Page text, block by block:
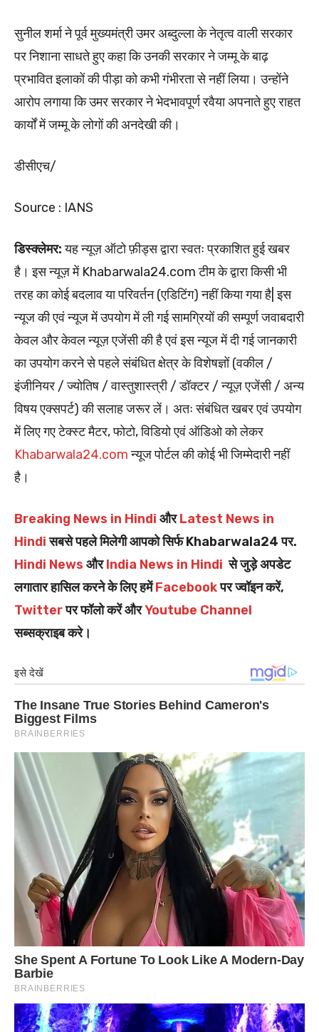
सुनील शर्मा ने पूर्व मुख्यमंत्री उमर अब्दुल्ला के नेतृत्व वाली सरकार
पर निशाना साधते हुए कहा कि उनकी सरकार ने जम्मू के बाढ़
प्रभावित इलाकों की पीड़ा को कभी गंभीरता से नहीं लिया। उन्होंने
आरोप लगाया कि उमर सरकार ने भेदभावपूर्ण रवैया अपनाते हुए राहत
कार्यों में जम्मू के लोगों की अनदेखी की।
डीसीएच/
Source : IANS
डिस्क्लेमर:यह न्यूज़ ऑटो फ़ीड्स द्वारा स्वतः प्रकाशित हुई खबर
है। इस न्यूज़ में Khabarwala24.com टीम के द्वारा किसी भी
तरह का कोई बदलाव या परिवर्तन (एडिटिंग) नहीं किया गया है| इस
न्यूज की एवं न्यूज में उपयोग में ली गई सामग्रियों की सम्पूर्ण जवाबदारी
केवल और केवल न्यूज़ एजेंसी की है एवं इस न्यूज में दी गई जानकारी
का उपयोग करने से पहले संबंधित क्षेत्र के विशेषज्ञों (वकील /
इंजीनियर / ज्योतिष / वास्तुशास्त्री / डॉक्टर / न्यूज़ एजेंसी / अन्य
विषय एक्सपर्ट) की सलाह जरूर लें। अतः संबंधित खबर एवं उपयोग
में लिए गए टेक्स्ट मैटर, फोटो, विडियो एवं ऑडिओ को लेकर
Khabarwala24.comन्यूज पोर्टल की कोई भी जिम्मेदारी नहीं
है।
Breaking News in Hindi औरLatest News in
Hindiसबसे पहले मिलेगी आपको सिर्फ Khabarwala24 पर.
Hindi News औरIndia News in Hindi से जुड़े अपडेट
लगातार हासिल करने के लिए हमेंFacebookपर ज्वॉइन करें,
Twitterपर फॉलो करें औरYoutube Channel
सब्सक्राइब करे।